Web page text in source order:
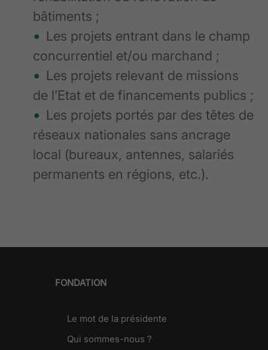
bâtiments ;
Les projets entrant dans le champ
concurrentiel et/ou marchand ;
Les projets relevant de missions
de l’Etat et de financements publics ;
Les projets portés par des têtes de
réseaux nationales sans ancrage
local (bureaux, antennes, salariés
permanents en régions, etc.).
FONDATION
Le mot de la présidente
Qui sommes-nous ?